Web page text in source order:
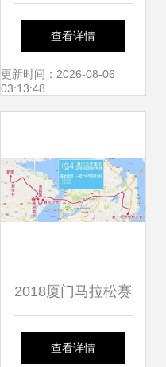
业管理助力厦门市
仙岳小学优化校园
查看详情
更新时间：2026-08-06
03:13:48
2018厦门马拉松赛
临时免费公交专线
查看详情